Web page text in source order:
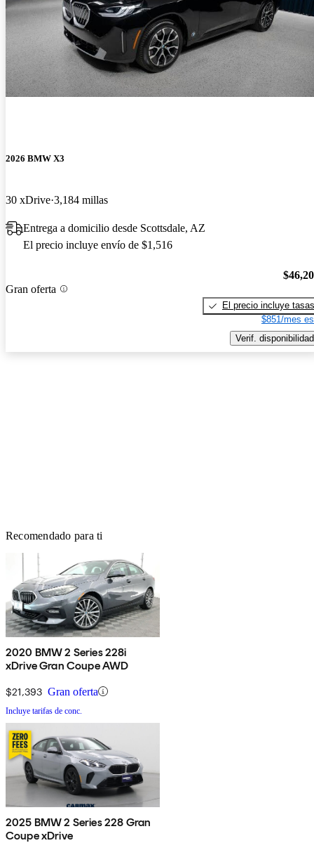
2026 BMW X3
30 xDrive 3,184 millas
Entrega a domicilio desde Scottsdale, AZ
El precio incluye envío de $1,516
Gran oferta
El precio incluye tasas
$851/mes
Verif. disponibilidad
Recomendado para ti
2020 BMW 2 Series 228i
xDrive Gran Coupe AWD
$21,393 Gran oferta
Incluye tarifas de conc.
2025 BMW 2 Series 228 Gran
Coupe xDrive